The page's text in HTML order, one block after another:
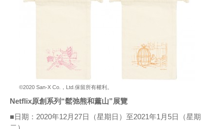
©2020 San-X Co.，Ltd.保留所有權利。
Netflix原創系列“鬆弛熊和薰山”展覽
■日期：2020年12月27日（星期日）至2021年1月5日（星期
二）